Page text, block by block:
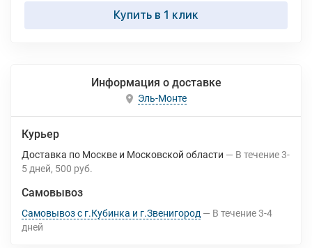
Купить в 1 клик
Информация о доставке
Эль-Монте
Курьер
Доставка по Москве и Московской области В течение3-
5 дней 500 руб.
Самовывоз
Самовывоз с г.Кубинка и г.Звенигород В течение3-4
дней